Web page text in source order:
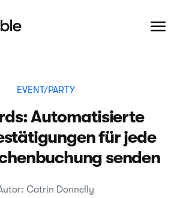
EVENT/PARTY
Automatisierte
für jede
senden
Catrin Donnelly